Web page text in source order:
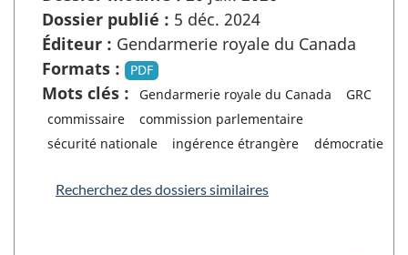
Dossier publié : 5 déc. 2024
Éditeur : Gendarmerie royale du Canada
Formats :
PDF
Mots clés : Gendarmerie royale du Canada
GRC
commissaire
commission parlementaire
sécurité nationale
ingérence étrangère démocratie
Recherchez des dossiers similaires